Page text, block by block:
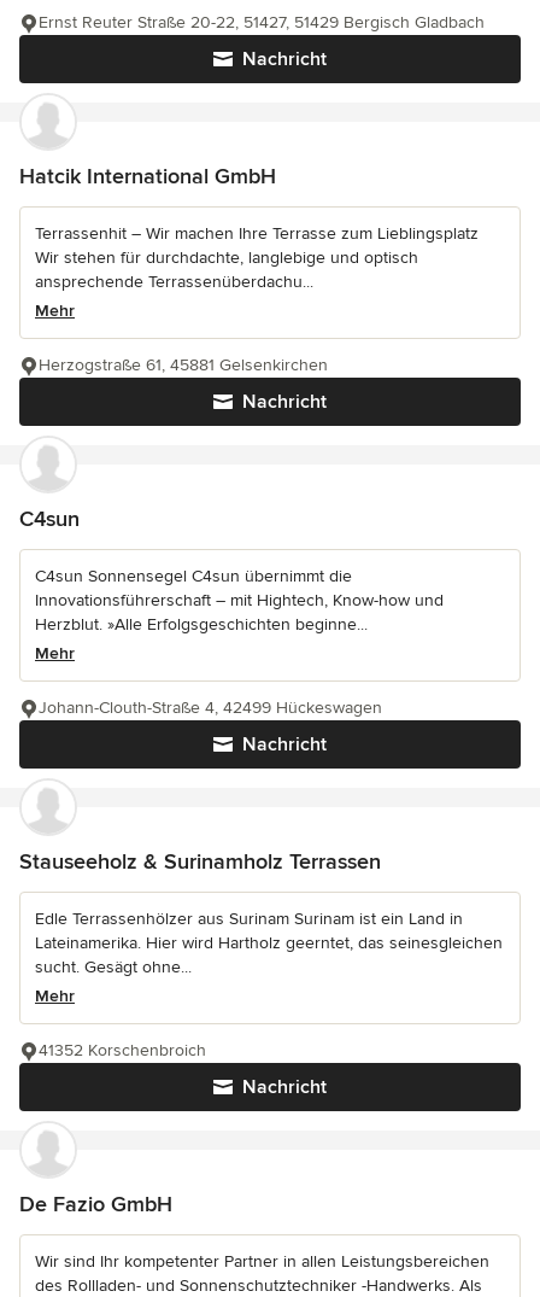
Nachricht
Ernst Reuter Straße 20-22, 51427, 51429 Bergisch Gladbach
Hatcik International GmbH
Terrassenhit – Wir machen Ihre Terrasse zum Lieblingsplatz
Wir stehen für durchdachte, langlebige und optisch
ansprechende Terrassenüberdachu...
Mehr
Nachricht
Herzogstraße 61, 45881 Gelsenkirchen
C4sun
C4sun Sonnensegel C4sun übernimmt die
Innovationsführerschaft – mit Hightech, Know-how und
Herzblut. »Alle Erfolgsgeschichten beginne...
Mehr
Nachricht
Johann-Clouth-Straße 4, 42499 Hückeswagen
Stauseeholz & Surinamholz Terrassen
Edle Terrassenhölzer aus Surinam Surinam ist ein Land in
Lateinamerika. Hier wird Hartholz geerntet, das seinesgleichen
sucht. Gesägt ohne...
Mehr
Nachricht
41352 Korschenbroich
De Fazio GmbH
Wir sind Ihr kompetenter Partner in allen Leistungsbereichen
des Rollladen- und Sonnenschutztechniker -Handwerks. Als